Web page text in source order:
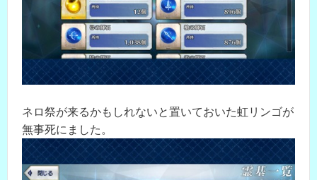
ネロ祭が来るかもしれないと置いておいた虹リンゴが
無事死にました。